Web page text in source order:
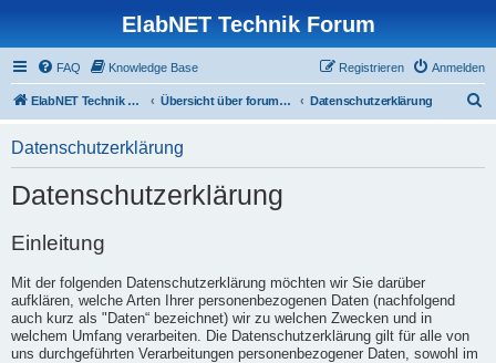
ElabNET Technik Forum
FAQ Knowledge Base Anmelden
Registrieren
ElabNET Technik Forum Übersicht über forum.timberwolf.io Datenschutzerklärung
Datenschutzerklärung
Datenschutzerklärung
Einleitung
Mit der folgenden Datenschutzerklärung möchten wir Sie darüber
aufklären, welche Arten Ihrer personenbezogenen Daten (nachfolgend
auch kurz als "Daten“ bezeichnet) wir zu welchen Zwecken und in
welchem Umfang verarbeiten. Die Datenschutzerklärung gilt für alle von
uns durchgeführten Verarbeitungen personenbezogener Daten, sowohl im